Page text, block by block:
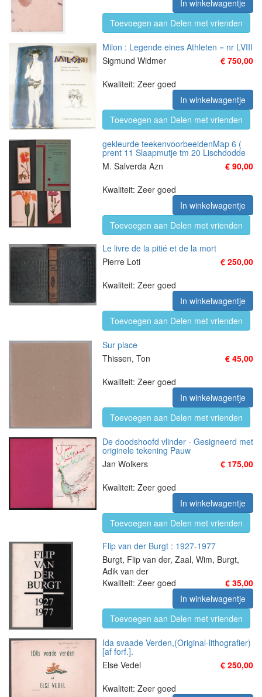
In winkelwagentje
Toevoegen aan Delen met vrienden
Milon : Legende eines Athleten = nr LVIII
Sigmund Widmer
€ 750,00
Kwaliteit: Zeer goed
In winkelwagentje
Toevoegen aan Delen met vrienden
gekleurde teekenvoorbeeldenMap 6 (
prent 11 Slaapmutje tm 20 Lischdodde
M. Salverda Azn
€ 90,00
Kwaliteit: Zeer goed
In winkelwagentje
Toevoegen aan Delen met vrienden
Le livre de la pitié et de la mort
Pierre Loti
€ 250,00
Kwaliteit: Zeer goed
In winkelwagentje
Toevoegen aan Delen met vrienden
Sur place
Thissen, Ton
€ 45,00
Kwaliteit: Zeer goed
In winkelwagentje
Toevoegen aan Delen met vrienden
De doodshoofd vlinder - Gesigneerd met
originele tekening Pauw
Jan Wolkers
€ 175,00
Kwaliteit: Zeer goed
In winkelwagentje
Toevoegen aan Delen met vrienden
Flip van der Burgt : 1927-1977
Burgt, Flip van der, Zaal, Wim, Burgt,
Adik van der
€ 35,00
Kwaliteit: Zeer goed
In winkelwagentje
Toevoegen aan Delen met vrienden
Ida svaade Verden,(Original-lithografier)
[af forf.].
Else Vedel
€ 250,00
Kwaliteit: Zeer goed